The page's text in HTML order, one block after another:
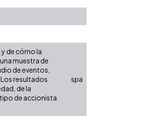
de cómo la
muestra de
de eventos,
resultados
de la
de accionista
spa